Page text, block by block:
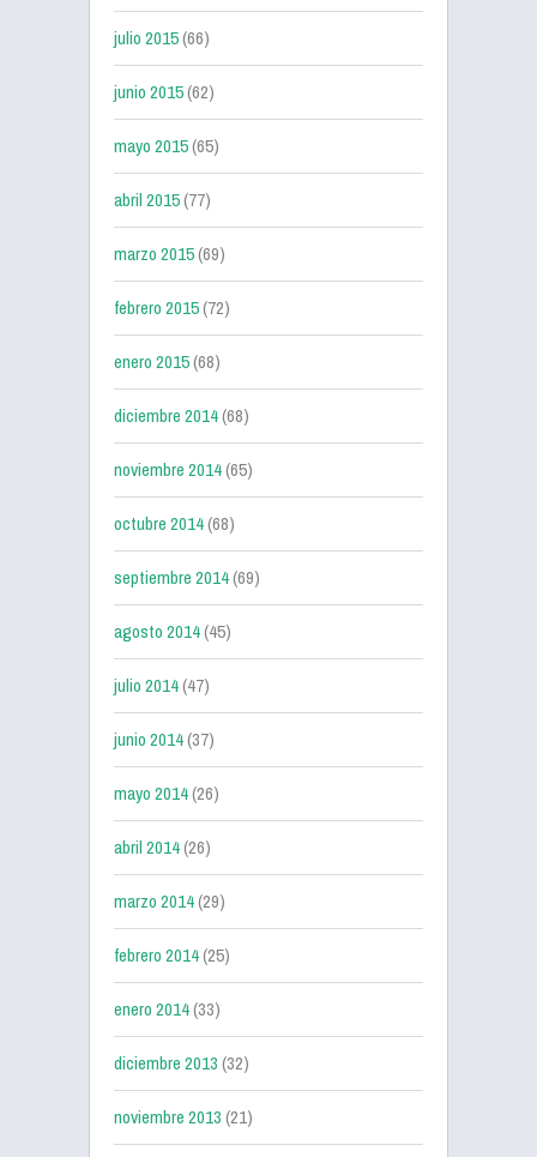
julio 2015(66)
junio 2015(62)
mayo 2015(65)
abril 2015(77)
marzo 2015(69)
febrero 2015(72)
enero 2015(68)
diciembre 2014(68)
noviembre 2014(65)
octubre 2014(68)
septiembre 2014(69)
agosto 2014(45)
julio 2014(47)
junio 2014(37)
mayo 2014(26)
abril 2014(26)
marzo 2014(29)
febrero 2014(25)
enero 2014(33)
diciembre 2013(32)
noviembre 2013(21)